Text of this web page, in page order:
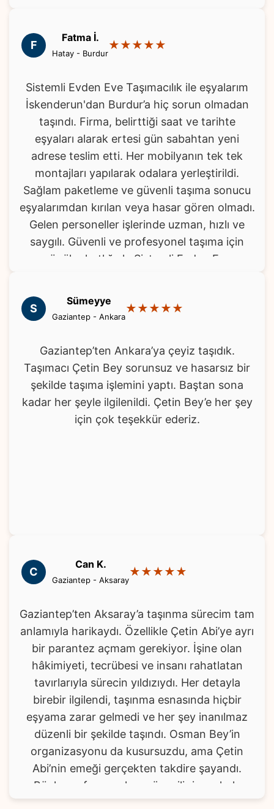
F
Fatma İ.
Hatay - Burdur
★★★★★
Sistemli Evden Eve Taşımacılık ile eşyalarım
İskenderun'dan Burdur’a hiç sorun olmadan
taşındı. Firma, belirttiği saat ve tarihte
eşyaları alarak ertesi gün sabahtan yeni
adrese teslim etti. Her mobilyanın tek tek
montajları yapılarak odalara yerleştirildi.
Sağlam paketleme ve güvenli taşıma sonucu
eşyalarımdan kırılan veya hasar gören olmadı.
Gelen personeller işlerinde uzman, hızlı ve
saygılı. Güvenli ve profesyonel taşıma için
gönül rahatlığıyla Sistemli Evden Eve
S
Sümeyye
Gaziantep - Ankara
★★★★★
Gaziantep’ten Ankara’ya çeyiz taşıdık.
Taşımacı Çetin Bey sorunsuz ve hasarsız bir
şekilde taşıma işlemini yaptı. Baştan sona
kadar her şeyle ilgilenildi. Çetin Bey’e her şey
için çok teşekkür ederiz.
C
Can K.
Gaziantep - Aksaray
★★★★★
Gaziantep’ten Aksaray’a taşınma sürecim tam
anlamıyla harikaydı. Özellikle Çetin Abi’ye ayrı
bir parantez açmam gerekiyor. İşine olan
hâkimiyeti, tecrübesi ve insanı rahatlatan
tavırlarıyla sürecin yıldızıydı. Her detayla
birebir ilgilendi, taşınma esnasında hiçbir
eşyama zarar gelmedi ve her şey inanılmaz
düzenli bir şekilde taşındı. Osman Bey’in
organizasyonu da kusursuzdu, ama Çetin
Abi’nin emeği gerçekten takdire şayandı.
Böyle profesyonel ve güvenilir insanlarla
çalışmak büyük bir şanstı. Herkese gönül